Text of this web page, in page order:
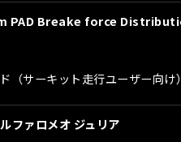
PAD Breake force
（サーキット走行ユーザ
ファロメオ ジュリア